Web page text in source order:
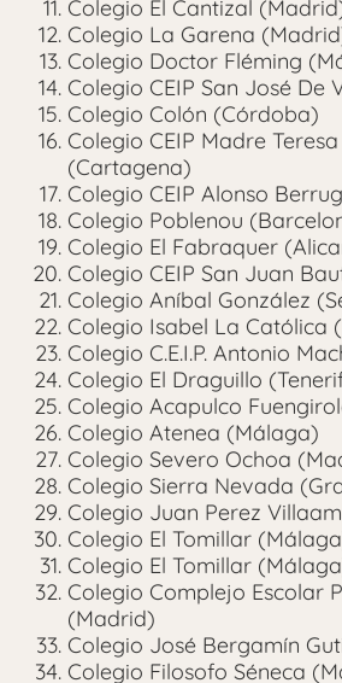
Colegio El Cantizal
Colegio La Garena
Colegio Doctor Fléming
Colegio CEIP San José De
Colegio Colón (Córdoba)
Colegio CEIP Madre
(Cartagena)
Colegio CEIP Alonso
Colegio Poblenou
Colegio El Fabraquer
Colegio CEIP San Juan
Colegio Aníbal González
Colegio Isabel La Católica
Colegio C.E.I.P. Antonio
Colegio El Draguillo
Colegio Acapulco
Colegio Atenea (Málaga)
Colegio Severo Ochoa
Colegio Sierra Nevada
Colegio Juan Perez
Colegio El Tomillar
Colegio El Tomillar
Colegio Complejo Escolar
(Madrid)
Colegio José Bergamín
Colegio Filosofo Séneca